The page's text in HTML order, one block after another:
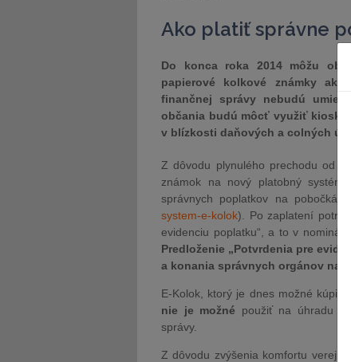
Ako platiť správne
Do konca roka 2014 môžu
papierové kolkové známky
finančnej správy nebudú
občania budú môcť využiť kiosky
v blízkosti daňových a colných
Z dôvodu plynulého prechodu od
známok na nový platobný systém
správnych poplatkov na
system-e-kolok). Po zaplatení
evidenciu poplatku“, a to v
Predloženie „Potvrdenia pre
a konania správnych orgánov na
E-Kolok, ktorý je dnes možné kúpiť
nie je možné použiť na úhradu
správy.
Z dôvodu zvýšenia komfortu